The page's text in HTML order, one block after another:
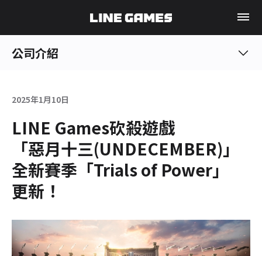
公司介紹
2025年1月10日
LINE Games砍殺遊戲
「惡月十三(UNDECEMBER)」
全新賽季「Trials of Power」
更新！